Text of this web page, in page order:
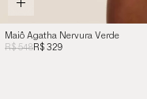
Maiô Agatha Nervura Verde
R$ 548R$ 329